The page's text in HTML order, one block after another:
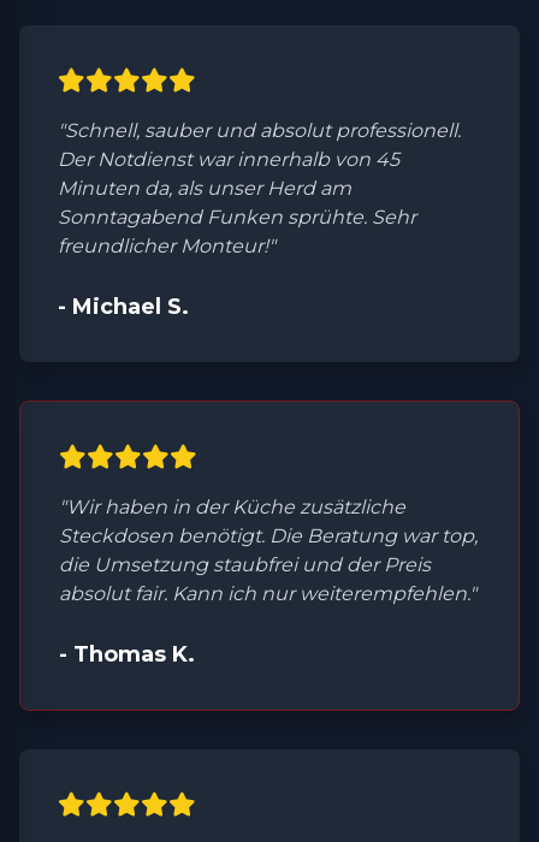
"Schnell, sauber und absolut professionell.
Der Notdienst war innerhalb von 45
Minuten da, als unser Herd am
Sonntagabend Funken sprühte. Sehr
freundlicher Monteur!"
- Michael S.
"Wir haben in der Küche zusätzliche
Steckdosen benötigt. Die Beratung war top,
die Umsetzung staubfrei und der Preis
absolut fair. Kann ich nur weiterempfehlen."
- Thomas K.